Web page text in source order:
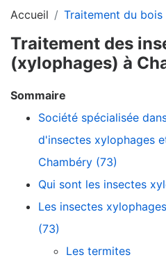
Accueil Traitement du bois
Traitement des
(xylophages) à
Sommaire
Société spécialisée
d'insectes xylophages
Chambéry (73)
Qui sont les insectes
Les insectes
(73)
Les termites